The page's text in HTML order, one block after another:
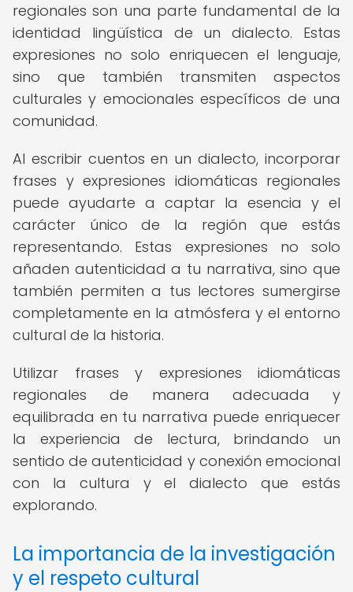
regionales son una parte fundamental de la
identidad lingüística de un dialecto. Estas
expresiones no solo enriquecen el lenguaje,
sino que también transmiten aspectos
culturales y emocionales específicos de una
comunidad.
Al escribir cuentos en un dialecto, incorporar
frases y expresiones idiomáticas regionales
puede ayudarte a captar la esencia y el
carácter único de la región que estás
representando. Estas expresiones no solo
añaden autenticidad a tu narrativa, sino que
también permiten a tus lectores sumergirse
completamente en la atmósfera y el entorno
cultural de la historia.
Utilizar frases y expresiones idiomáticas
regionales de manera adecuada y
equilibrada en tu narrativa puede enriquecer
la experiencia de lectura, brindando un
sentido de autenticidad y conexión emocional
con la cultura y el dialecto que estás
explorando.
La importancia de la investigación
y el respeto cultural